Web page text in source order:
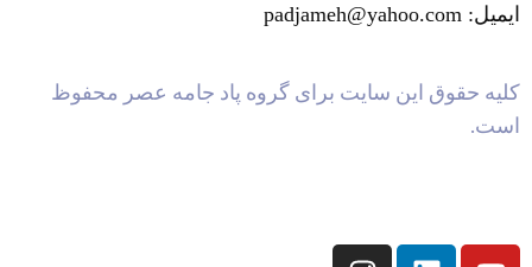
ایمیل: padjameh@yahoo.com
کلیه حقوق این سایت برای گروه پاد جامه عصر محفوظ
است.